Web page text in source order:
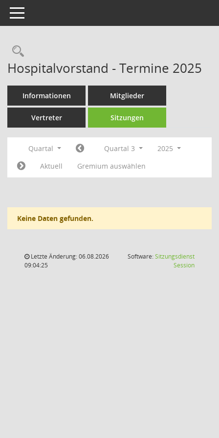
Toggle navigation
Rechercheauswahl
Hospitalvorstand - Termine 2025
Informationen Mitglieder
Vertreter Sitzungen
Quartal Quartal 3
2025
Aktuell
Gremium auswählen
Keine Daten gefunden.
Letzte Änderung: 06.08.2026
09:04:25
Software:Sitzungsdienst
Session(Wird in